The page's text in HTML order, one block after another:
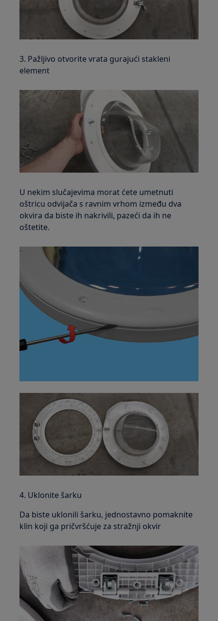
3. Pažljivo otvorite vrata gurajući stakleni
element
U nekim slučajevima morat ćete umetnuti
oštricu odvijača s ravnim vrhom između dva
okvira da biste ih nakrivili, pazeći da ih ne
oštetite.
4. Uklonite šarku
Da biste uklonili šarku, jednostavno pomaknite
klin koji ga pričvršćuje za stražnji okvir